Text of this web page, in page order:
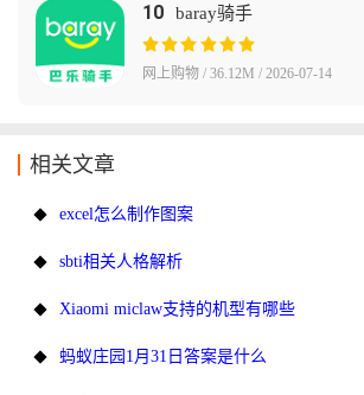
10 baray骑手
网上购物 / 36.12M / 2026-07-14
相关文章
excel怎么制作图案
sbti相关人格解析
Xiaomi miclaw支持的机型有哪些
蚂蚁庄园1月31日答案是什么